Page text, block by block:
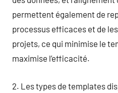
permettent également de
processus efficaces et de
projets, ce qui minimise le
maximise l’efficacité.
2. Les types de templates